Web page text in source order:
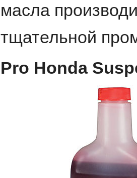
масла
тщательной
Pro Honda